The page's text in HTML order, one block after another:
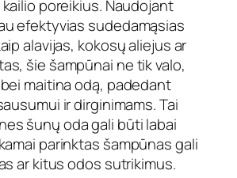
poreikius. Naudojant
efektyvias sudedamąsias
alavijas, kokosų aliejus ar
šie šampūnai ne tik valo,
maitina odą, padedant
ir dirginimams. Tai
šunų oda gali būti labai
parinktas šampūnas gali
ar kitus odos sutrikimus.